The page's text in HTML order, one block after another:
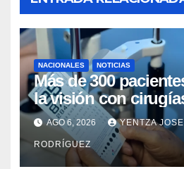
NACIONALES NOTICIAS
Más de 300
la visión con
cataratas en Zulia
AGO 6, 2026 YENTZA
RODRÍGUEZ